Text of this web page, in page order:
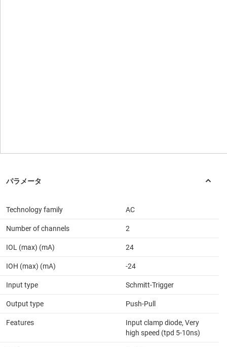
Technology family AC
Number of channels 2
IOL (max) (mA) 24
IOH (max) (mA) -24
Input type Schmitt-Trigger
Output type Push-Pull
Features
Input clamp diode, Very
high speed (tpd 5-10ns)